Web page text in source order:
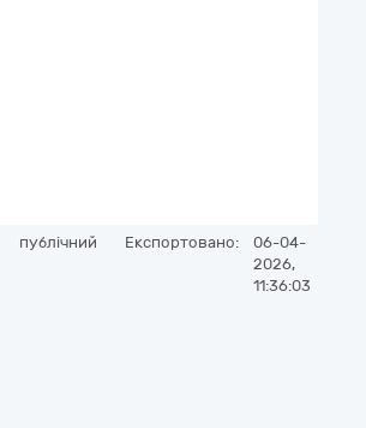
публічний Експортовано:
06-04-
2026,
11:36:03